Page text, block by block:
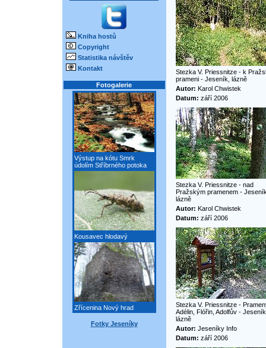
Kniha hostů
Copyright
Statistika návštěv
Kontakt
Fotogalerie
Výstup na kótu Smrk
údolím Stříbrného potoka
Kousavec hlodavý
Zřícenina Nový hrad
Fotky Jeseníky
Stezka V. Priessnitze - k
prameni - Jeseník, lázně
Autor: Karol Chwistek
Datum: září 2006
Stezka V. Priessnitze - nad
Pražským pramenem -
lázně
Autor: Karol Chwistek
Datum: září 2006
Stezka V. Priessnitze -
Adélin, Flóřin, Adolfův -
lázně
Autor: Jeseníky Info
Datum: září 2006